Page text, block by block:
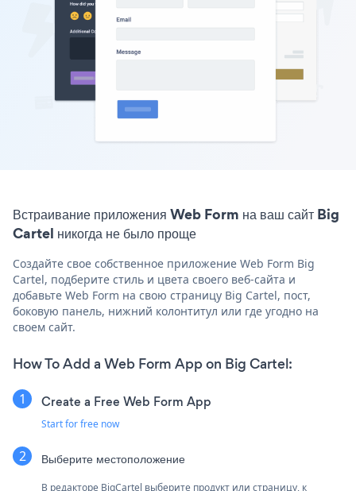
Встраивание приложения Web Form на ваш сайт Big
Cartel никогда не было проще
Создайте свое собственное приложение Web Form Big
Cartel, подберите стиль и цвета своего веб-сайта и
добавьте Web Form на свою страницу Big Cartel, пост,
боковую панель, нижний колонтитул или где угодно на
своем сайт.
How To Add a Web Form App on Big Cartel:
Create a Free Web Form App
Start for free now
Выберите местоположение
В редакторе BigCartel выберите продукт или страницу, к